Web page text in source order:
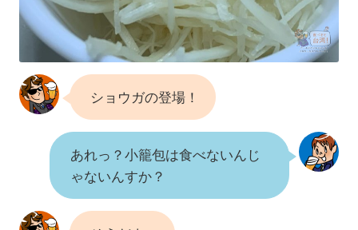
ショウガの登場！
あれっ？小籠包は食べないんじ
ゃないんすか？